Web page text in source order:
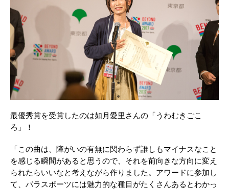
最優秀賞を受賞したのは如月愛里さんの「うわむきごこ
ろ」！
「この曲は、障がいの有無に関わらず誰しもマイナスなこと
を感じる瞬間があると思うので、それを前向きな方向に変え
られたらいいなと考えながら作りました。アワードに参加し
て、パラスポーツには魅力的な種目がたくさんあるとわかっ